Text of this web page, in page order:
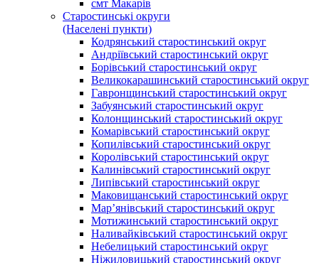
смт Макарів
Старостинські округи
(Населені пункти)
Кодрянський старостинський округ
Андріївський старостинський округ
Борівський старостинський округ
Великокарашинський старостинський округ
Гавронщинський старостинський округ
Забуянський старостинський округ
Колонщинський старостинський округ
Комарівський старостинський округ
Копилівський старостинський округ
Королівський старостинський округ
Калинівський старостинський округ
Липівський старостинський округ
Маковищанський старостинський округ
Мар’янівський старостинський округ
Мотижинський старостинський округ
Наливайківський старостинський округ
Небелицький старостинський округ
Ніжиловицький старостинський округ